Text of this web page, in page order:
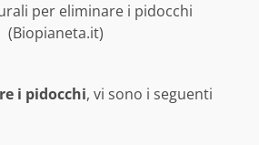
per eliminare i pidocchi
(Biopianeta.it)
i pidocchi, vi sono i seguenti